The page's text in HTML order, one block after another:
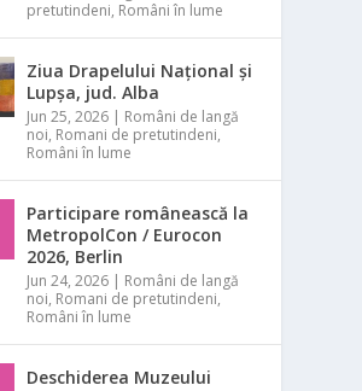
pretutindeni, Români în lume
Ziua Drapelului Național și
Lupșa, jud. Alba
Jun 25, 2026 | Români de langă
noi, Romani de pretutindeni,
Români în lume
Participare românească la
MetropolCon / Eurocon
2026, Berlin
Jun 24, 2026 | Români de langă
noi, Romani de pretutindeni,
Români în lume
Deschiderea Muzeului